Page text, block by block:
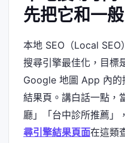
先把它和一
本地 SEO（Local SEO
搜尋引擎最佳化，目標
Google 地圖 App 內的
結果頁。講白話一點，
廳」「台中診所推薦」
尋引擎結果頁面在這類